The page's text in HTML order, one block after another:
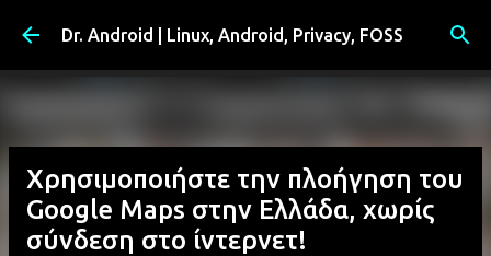
Μετάβαση στο κύριο περιεχόμενο
Dr. Android | Linux, Android, Privacy, FOSS
Χρησιμοποιήστε την πλοήγηση του
Google Maps στην Ελλάδα, χωρίς
σύνδεση στο ίντερνετ!